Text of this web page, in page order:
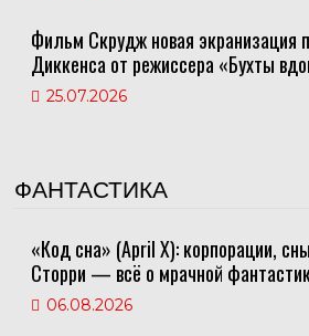
Фильм Скрудж новая экранизация
Диккенса от режиссера «Бухты
25.07.2026
ФАНТАСТИКА
«Код сна» (April X): корпорации,
Сторри — всё о мрачной
06.08.2026